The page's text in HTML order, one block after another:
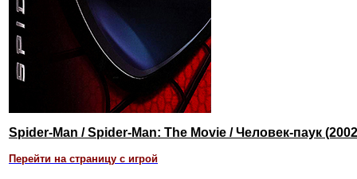
Spider-Man / Spider-Man: The Movie / Человек-паук
Перейти на страницу с игрой